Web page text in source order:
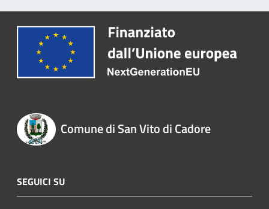
Comune di San Vito di Cadore
SEGUICI SU